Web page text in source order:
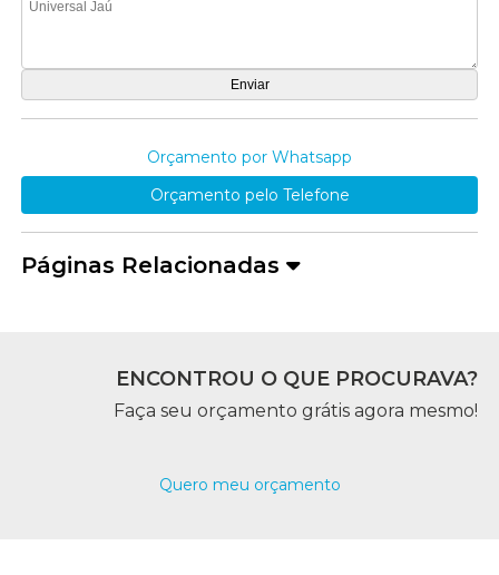
Orçamento por Whatsapp
Orçamento pelo Telefone
Páginas Relacionadas
ENCONTROU O QUE PROCURAVA?
Faça seu orçamento grátis agora mesmo!
Quero meu orçamento